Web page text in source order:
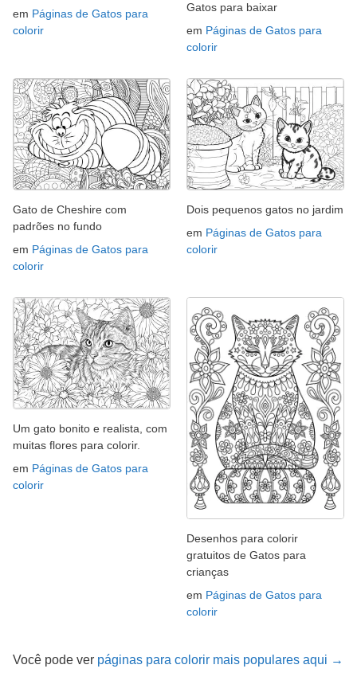
em Páginas de Gatos para
colorir
Gatos para baixar
em Páginas de Gatos para
colorir
Gato de Cheshire com
padrões no fundo
em Páginas de Gatos para
colorir
Dois pequenos gatos no jardim
em Páginas de Gatos para
colorir
Um gato bonito e realista, com
muitas flores para colorir.
em Páginas de Gatos para
colorir
Desenhos para colorir
gratuitos de Gatos para
crianças
em Páginas de Gatos para
colorir
Você pode ver páginas para colorir mais populares aqui →